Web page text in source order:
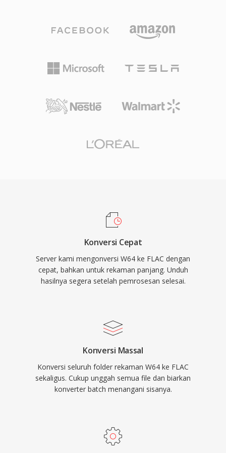
Sound Forge, Audacity, dan workstation audio
digital profesional lainnya menyediakan
yang mulus. Bagi teknisi dan produser yang
tinggi dan berdurasi panjang, W64 menawarkan
keandalan dan kesederhanaan WAV tanpa
Rice — mengeksploitasi distribusi statistik dari
tanpa membuang data. Kedalaman bit hingga
32 dan sample rate hingga 655 kHz didukung,
tinggi. Dukungan perangkat keras sangat luas:
mendekode FLAC secara native. Layanan
FLAC menarik. Pertama, pemulihan bit-for-bit
Kedua, metadata tertanam melalui komentar
Vorbis dan artwork album menjaga pustaka
tetap terorganisir tanpa file pendamping.
Ketiga, lisensi open-source berarti tidak ada
Konversi Cepat
Server kami mengonversi W64 ke FLAC dengan
cepat, bahkan untuk rekaman panjang. Unduh
hasilnya segera setelah pemrosesan selesai.
Konversi Massal
Konversi seluruh folder rekaman W64 ke FLAC
sekaligus. Cukup unggah semua file dan biarkan
konverter batch menangani sisanya.